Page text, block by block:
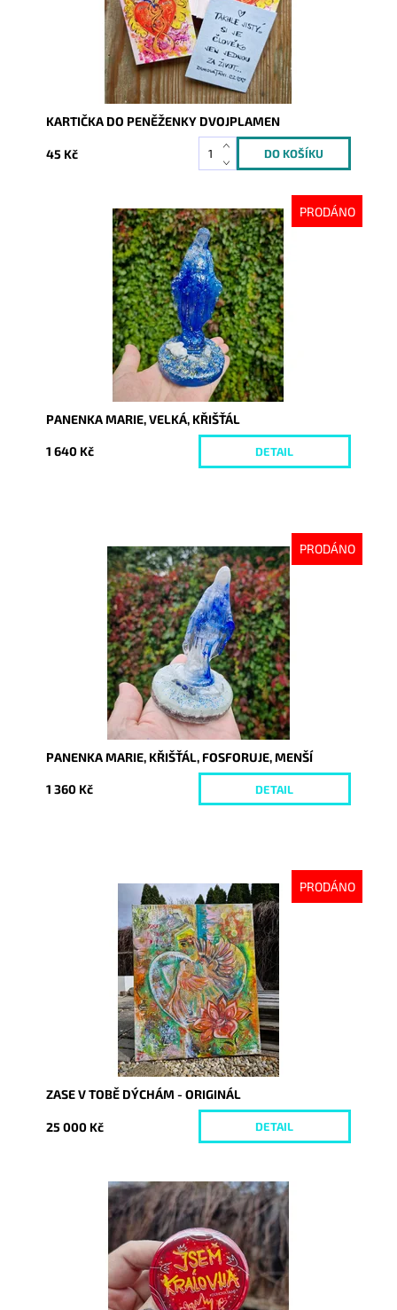
KARTIČKA DO PENĚŽENKY DVOJPLAMEN
45 Kč
PRODÁNO
Dostupnost:
Vyprodáno
10332
PANENKA MARIE, VELKÁ, KŘIŠŤÁL
1 640 Kč DETAIL
PRODÁNO
Dostupnost:
Vyprodáno
10346
PANENKA MARIE, KŘIŠŤÁL, FOSFORUJE, MENŠÍ
1 360 Kč DETAIL
PRODÁNO
Vyprodáno
10161
ZASE V TOBĚ DÝCHÁM - ORIGINÁL
25 000 Kč DETAIL
Dostupnost:
Skladem
10150